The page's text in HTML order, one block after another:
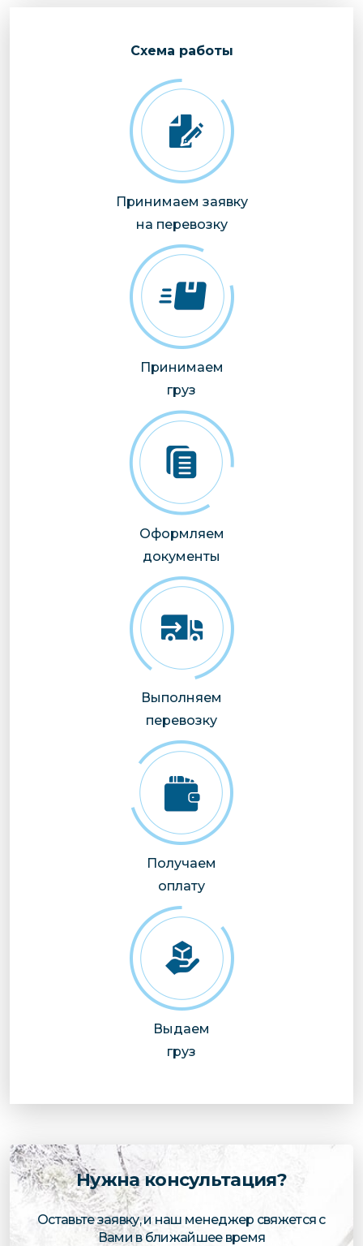
Cхема работы
Принимаем заявку
на перевозку
Принимаем
груз
Оформляем
документы
Выполняем
перевозку
Получаем
оплату
Выдаем
груз
Нужна консультация?
Оставьте заявку, и наш менеджер свяжется с
Вами в ближайшее время